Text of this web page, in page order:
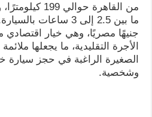
من القاهرة
جنيهًا مصريًا، وهي خيار اقتصادي
الأجرة التقليدية، ما يجعلها
الصغيرة الراغبة في حجز سيارة
وشخصية.